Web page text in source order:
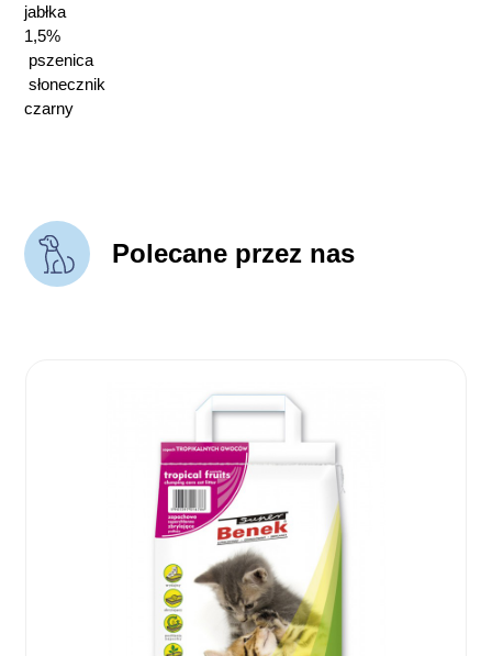
jabłka
1,5%
pszenica
słonecznik
czarny
Polecane przez nas